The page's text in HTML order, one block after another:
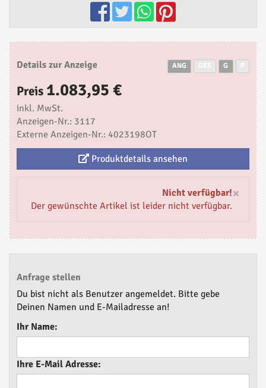
Details zur Anzeige ANG G
Preis 1.083,95 €
inkl. MwSt.
Anzeigen-Nr.: 3117
Externe Anzeigen-Nr.: 4023198OT
Produktdetails ansehen
×
Nicht verfügbar!
Der gewünschte Artikel ist leider nicht verfügbar.
Anfrage stellen
Du bist nicht als Benutzer angemeldet. Bitte gebe
Deinen Namen und E-Mailadresse an!
Ihr Name:
Ihre E-Mail Adresse: